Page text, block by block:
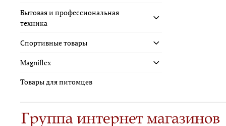
Бытовая и профессиональная
техника
Спортивные товары
Magniflex
Товары для питомцев